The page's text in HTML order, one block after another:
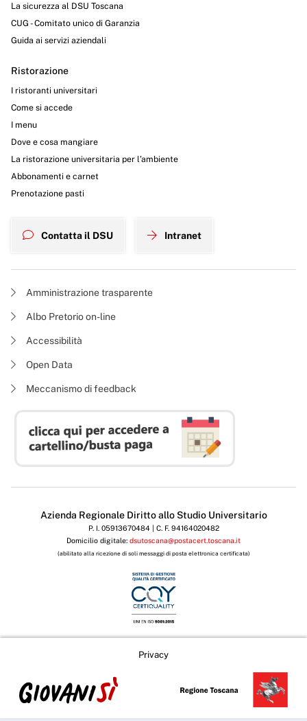
La sicurezza al DSU Toscana
CUG - Comitato unico di Garanzia
Guida ai servizi aziendali
Ristorazione
I ristoranti universitari
Come si accede
I menu
Dove e cosa mangiare
La ristorazione universitaria per l’ambiente
Abbonamenti e carnet
Prenotazione pasti
Contatta il DSU Intranet
Amministrazione trasparente
Albo Pretorio on-line
Accessibilità
Open Data
Meccanismo di feedback
Azienda Regionale Diritto allo Studio Universitario
P. I. 05913670484 | C. F. 94164020482
Domicilio digitale: dsutoscana@postacert.toscana.it
(abilitato alla ricezione di soli messaggi di posta elettronica certificata)
Privacy